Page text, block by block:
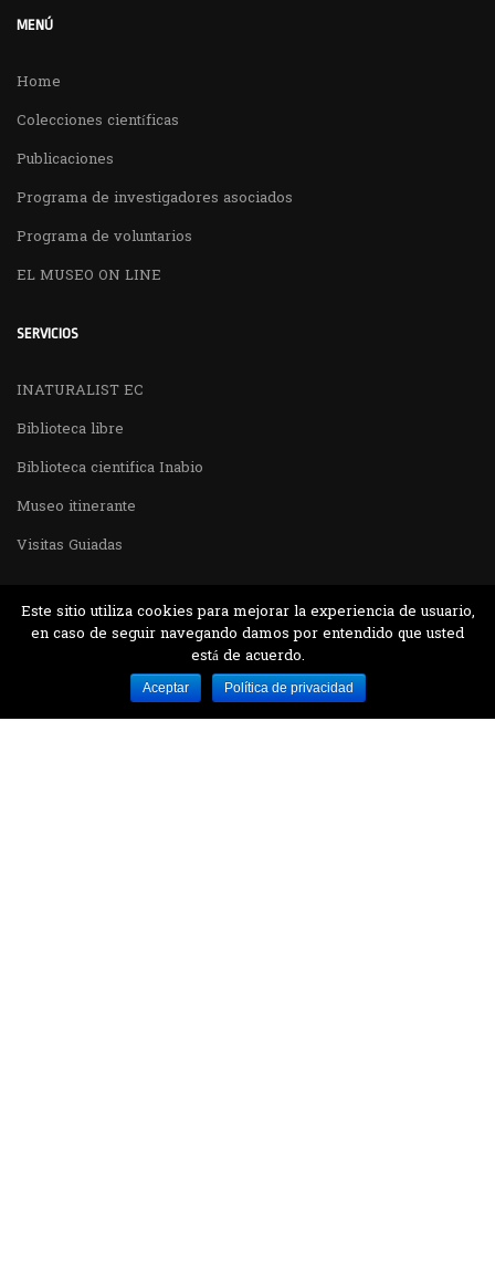
MENÚ
Home
Colecciones científicas
Publicaciones
Programa de investigadores asociados
Programa de voluntarios
EL MUSEO ON LINE
SERVICIOS
INATURALIST EC
Biblioteca libre
Biblioteca cientifica Inabio
Museo itinerante
Visitas Guiadas
Desarrollado por MJTEC.
Este sitio utiliza cookies para mejorar la experiencia de usuario,
en caso de seguir navegando damos por entendido que usted
está de acuerdo.
Aceptar Política de privacidad